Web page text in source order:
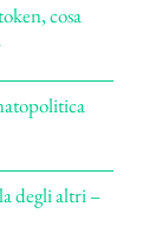
cosa
degli altri –